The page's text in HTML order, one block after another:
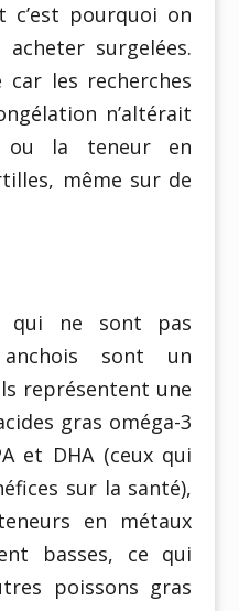
pourquoi on
surgelées.
car les recherches
n’altérait
ou la teneur en
même sur de
qui ne sont pas
anchois sont un
représentent une
gras oméga-3
et DHA (ceux qui
sur la santé),
en métaux
basses, ce qui
poissons gras